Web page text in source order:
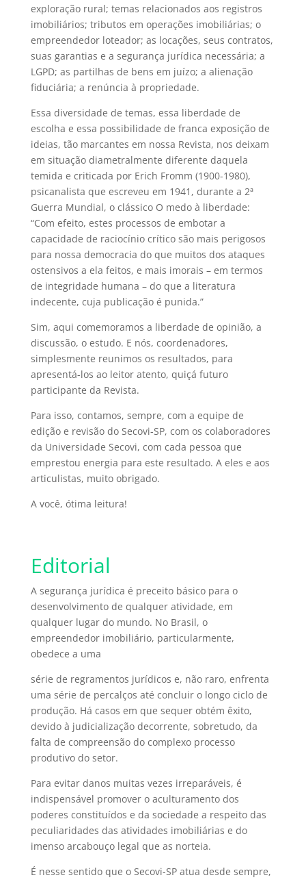
exploração rural; temas relacionados aos registros
imobiliários; tributos em operações imobiliárias; o
empreendedor loteador; as locações, seus contratos,
suas garantias e a segurança jurídica necessária; a
LGPD; as partilhas de bens em juízo; a alienação
fiduciária; a renúncia à propriedade.
Essa diversidade de temas, essa liberdade de
escolha e essa possibilidade de franca exposição de
ideias, tão marcantes em nossa Revista, nos deixam
em situação diametralmente diferente daquela
temida e criticada por Erich Fromm (1900-1980),
psicanalista que escreveu em 1941, durante a 2ª
Guerra Mundial, o clássico O medo à liberdade:
“Com efeito, estes processos de embotar a
capacidade de raciocínio crítico são mais perigosos
para nossa democracia do que muitos dos ataques
ostensivos a ela feitos, e mais imorais – em termos
de integridade humana – do que a literatura
indecente, cuja publicação é punida.”
Sim, aqui comemoramos a liberdade de opinião, a
discussão, o estudo. E nós, coordenadores,
simplesmente reunimos os resultados, para
apresentá-los ao leitor atento, quiçá futuro
participante da Revista.
Para isso, contamos, sempre, com a equipe de
edição e revisão do Secovi-SP, com os colaboradores
da Universidade Secovi, com cada pessoa que
emprestou energia para este resultado. A eles e aos
articulistas, muito obrigado.
A você, ótima leitura!
Editorial
A segurança jurídica é preceito básico para o
desenvolvimento de qualquer atividade, em
qualquer lugar do mundo. No Brasil, o
empreendedor imobiliário, particularmente,
obedece a uma
série de regramentos jurídicos e, não raro, enfrenta
uma série de percalços até concluir o longo ciclo de
produção. Há casos em que sequer obtém êxito,
devido à judicialização decorrente, sobretudo, da
falta de compreensão do complexo processo
produtivo do setor.
Para evitar danos muitas vezes irreparáveis, é
indispensável promover o aculturamento dos
poderes constituídos e da sociedade a respeito das
peculiaridades das atividades imobiliárias e do
imenso arcabouço legal que as norteia.
É nesse sentido que o Secovi-SP atua desde sempre,